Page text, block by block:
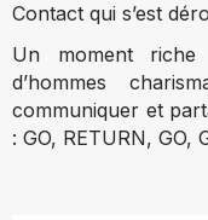
Contact qui s’est
Un moment
d’hommes
communiquer et
: GO, RETURN, GO,